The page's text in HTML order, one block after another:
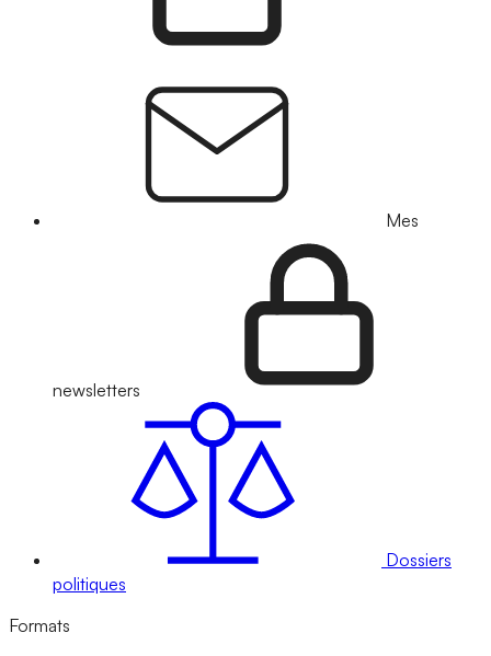
Mes
newsletters
Dossiers
politiques
Formats